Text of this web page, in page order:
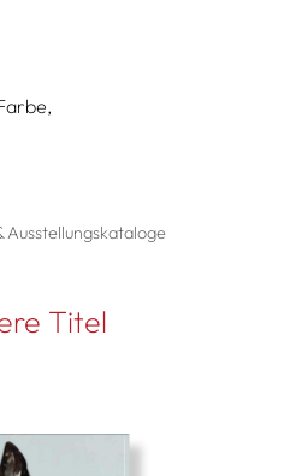
Ausstellungskataloge
Titel